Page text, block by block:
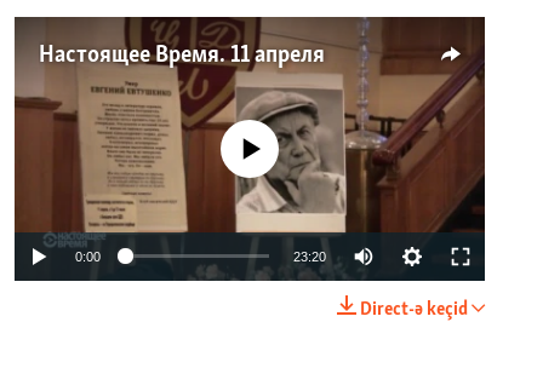
Настоящее Время. 11 апреля
No media source currently available
0:00 23:20
Direct-ə keçid